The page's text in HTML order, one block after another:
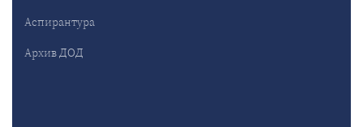
Аспирантура
Архив ДОД